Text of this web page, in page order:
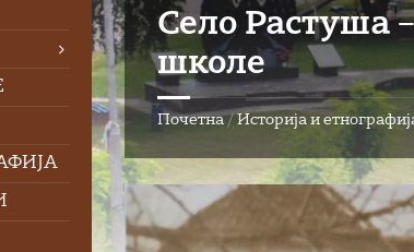
Село Растушa
школе
Почетна/Историја и